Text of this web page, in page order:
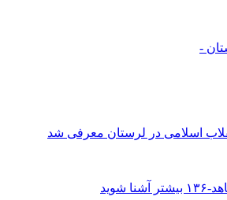
-
اسلامی در لرستان معرفی شد
شوید